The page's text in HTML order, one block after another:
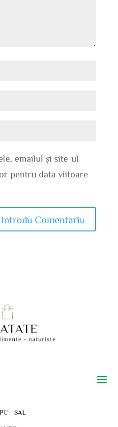
emailul și site-ul
pentru data viitoare
- SAL